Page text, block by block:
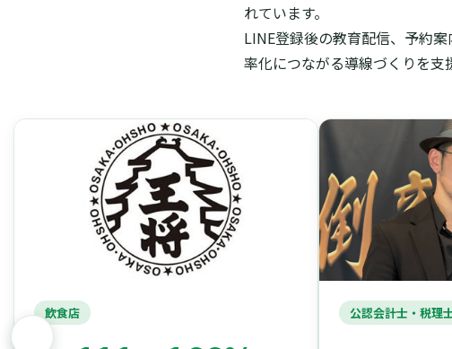
れています。
LINE登録後の教育配信、予約
率化につながる導線づくりを支
飲食店 公認会計士・税理士